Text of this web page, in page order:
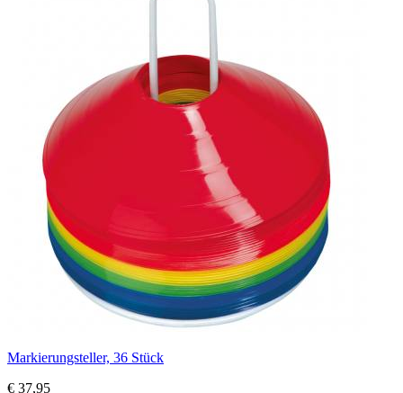
Markierungsteller, 36 Stück
€ 37,95